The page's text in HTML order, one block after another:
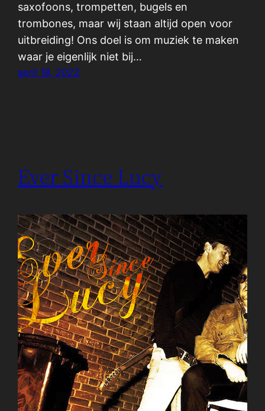
saxofoons, trompetten, bugels en
trombones, maar wij staan altijd open voor
uitbreiding! Ons doel is om muziek te maken
waar je eigenlijk niet bij…
april 18, 2023
Ever Since Lucy